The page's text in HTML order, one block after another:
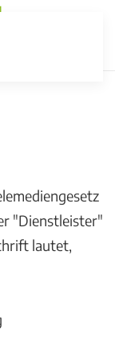
"Dienstleister"
lautet,